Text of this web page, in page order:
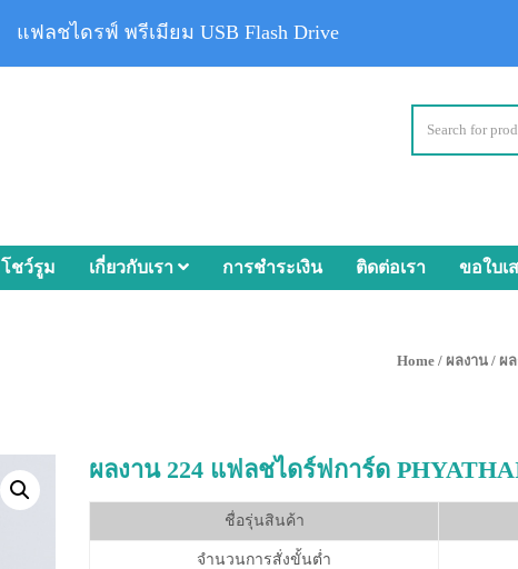
โชว์รูม เกี่ยวกับเรา การชำระเงิน ติดต่อเรา ขอใบเ
Home / ผลงาน / ผ
ผลงาน 224 แฟลชไดร์ฟการ์ด
ชื่อรุ่นสินค้า
จำนวนการสั่งขั้นต่ำ
แฟลชไดรฟ์ พรีเมียม USB Flash Drive